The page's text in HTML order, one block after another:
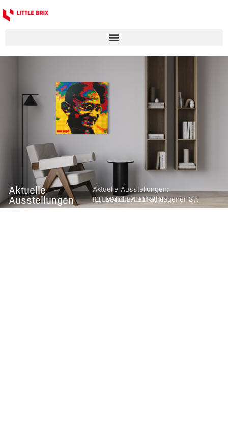
Aktuelle
Ausstellungen
Aktuelle Ausstellungen:
KUEMMEL.GALLERY, Hagener Str. 43, Iserlohn-Letmathe